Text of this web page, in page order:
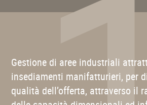
doświadczenia
graczom z
Dzięki
promocjom,
bonus25
depozytu, te
Gestione di aree industriali
insediamenti manifatturieri, per
qualità dell’offerta, attraverso il